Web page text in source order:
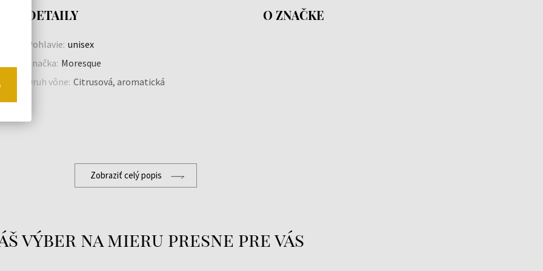
DETAILY
Pohlavie: unisex
Značka: Moresque
Druh vône: Citrusová, aromatická
O ZNAČKE
Zobraziť celý popis
výber na mieru presne pre vás